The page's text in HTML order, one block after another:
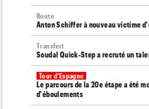
Route
Anton Schiffer à nouveau victime
Transfert
Soudal Quick-Step a recruté un
Tour d'Espagne
Le parcours de la 20e étape a été
d'éboulements